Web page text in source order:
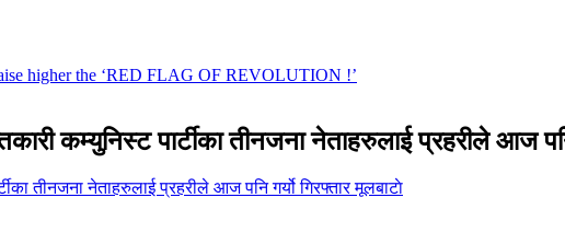
कम्युनिस्ट पार्टीका तीनजना नेताहरुलाई प्रहरीले आज
मूलबाटाे